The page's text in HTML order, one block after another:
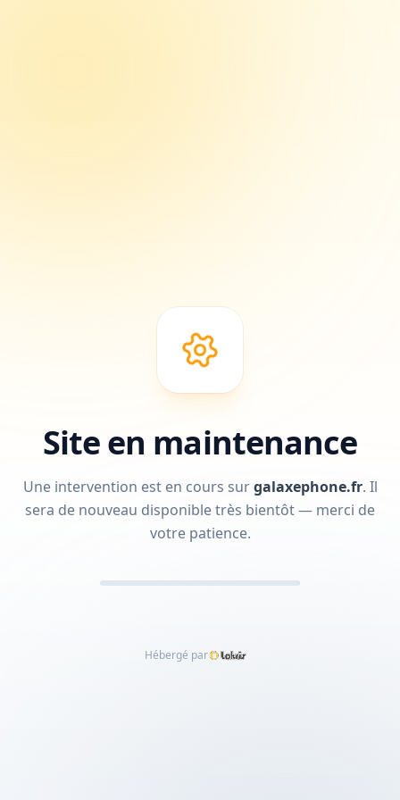
Site en maintenance
Une intervention est en cours surgalaxephone.fr. Il
sera de nouveau disponible très bientôt — merci de
votre patience.
Hébergé par